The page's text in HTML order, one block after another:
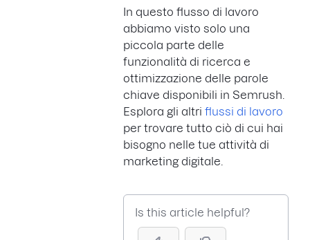
In questo flusso di lavoro
abbiamo visto solo una
piccola parte delle
funzionalità di ricerca e
ottimizzazione delle parole
chiave disponibili in Semrush.
Esplora gli altri flussi di lavoro
per trovare tutto ciò di cui hai
bisogno nelle tue attività di
marketing digitale.
Is this article helpful?